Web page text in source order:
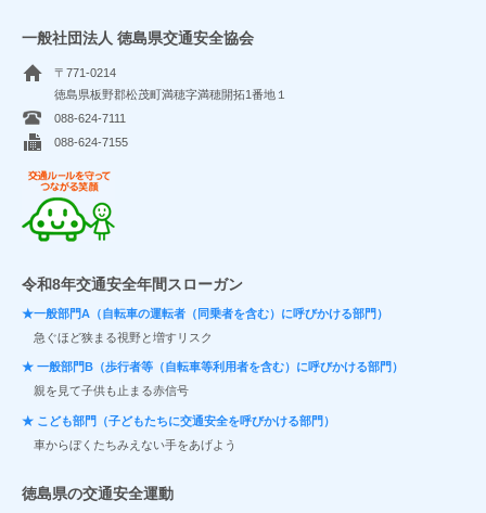
一般社団法人 徳島県交通安全協会
〒771-0214
徳島県板野郡松茂町満穂字満穂開拓1番地１
088-624-7111
088-624-7155
令和8年交通安全年間スローガン
★一般部門A（自転車の運転者（同乗者を含む）に呼びかける部門）
急ぐほど狭まる視野と増すリスク
★ 一般部門B（歩行者等（自転車等利用者を含む）に呼びかける部門）
親を見て子供も止まる赤信号
★ こども部門（子どもたちに交通安全を呼びかける部門）
車からぼくたちみえない手をあげよう
徳島県の交通安全運動